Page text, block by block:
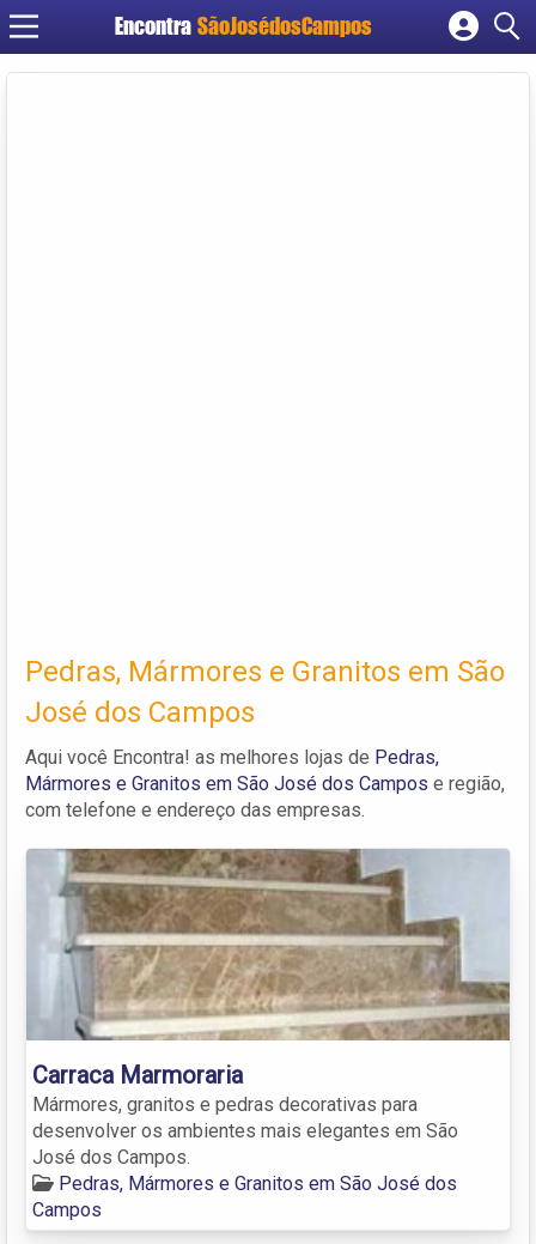
Encontra SãoJosédosCampos
Cadastrar empresa
Pedras, Mármores e Granitos em São
José dos Campos
Aqui você Encontra! as melhores lojas de Pedras,
Mármores e Granitos em São José dos Campos e região,
com telefone e endereço das empresas.
Carraca Marmoraria
Mármores, granitos e pedras decorativas para
desenvolver os ambientes mais elegantes em São
José dos Campos.
Pedras, Mármores e Granitos em São José dos
Campos